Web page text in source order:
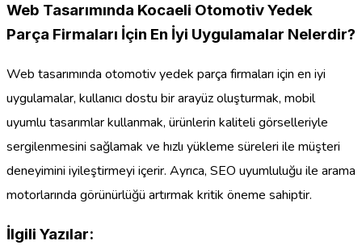
Web Tasarımında Kocaeli Otomotiv Yedek
Parça Firmaları İçin En İyi Uygulamalar Nelerdir?
Web tasarımında otomotiv yedek parça firmaları için en iyi
uygulamalar, kullanıcı dostu bir arayüz oluşturmak, mobil
uyumlu tasarımlar kullanmak, ürünlerin kaliteli görselleriyle
sergilenmesini sağlamak ve hızlı yükleme süreleri ile müşteri
deneyimini iyileştirmeyi içerir. Ayrıca, SEO uyumluluğu ile arama
motorlarında görünürlüğü artırmak kritik öneme sahiptir.
İlgili Yazılar: